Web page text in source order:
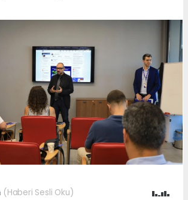
(Haberi Sesli Oku)